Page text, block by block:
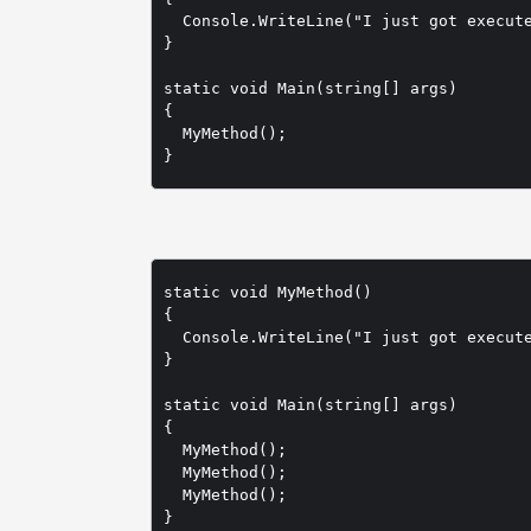
Console.WriteLine("I just got
}
static void Main(string[] args)
{
  MyMethod();
}
static void MyMethod()
{
Console.WriteLine("I just got
}
static void Main(string[] args)
{
  MyMethod();
  MyMethod();
  MyMethod();
}